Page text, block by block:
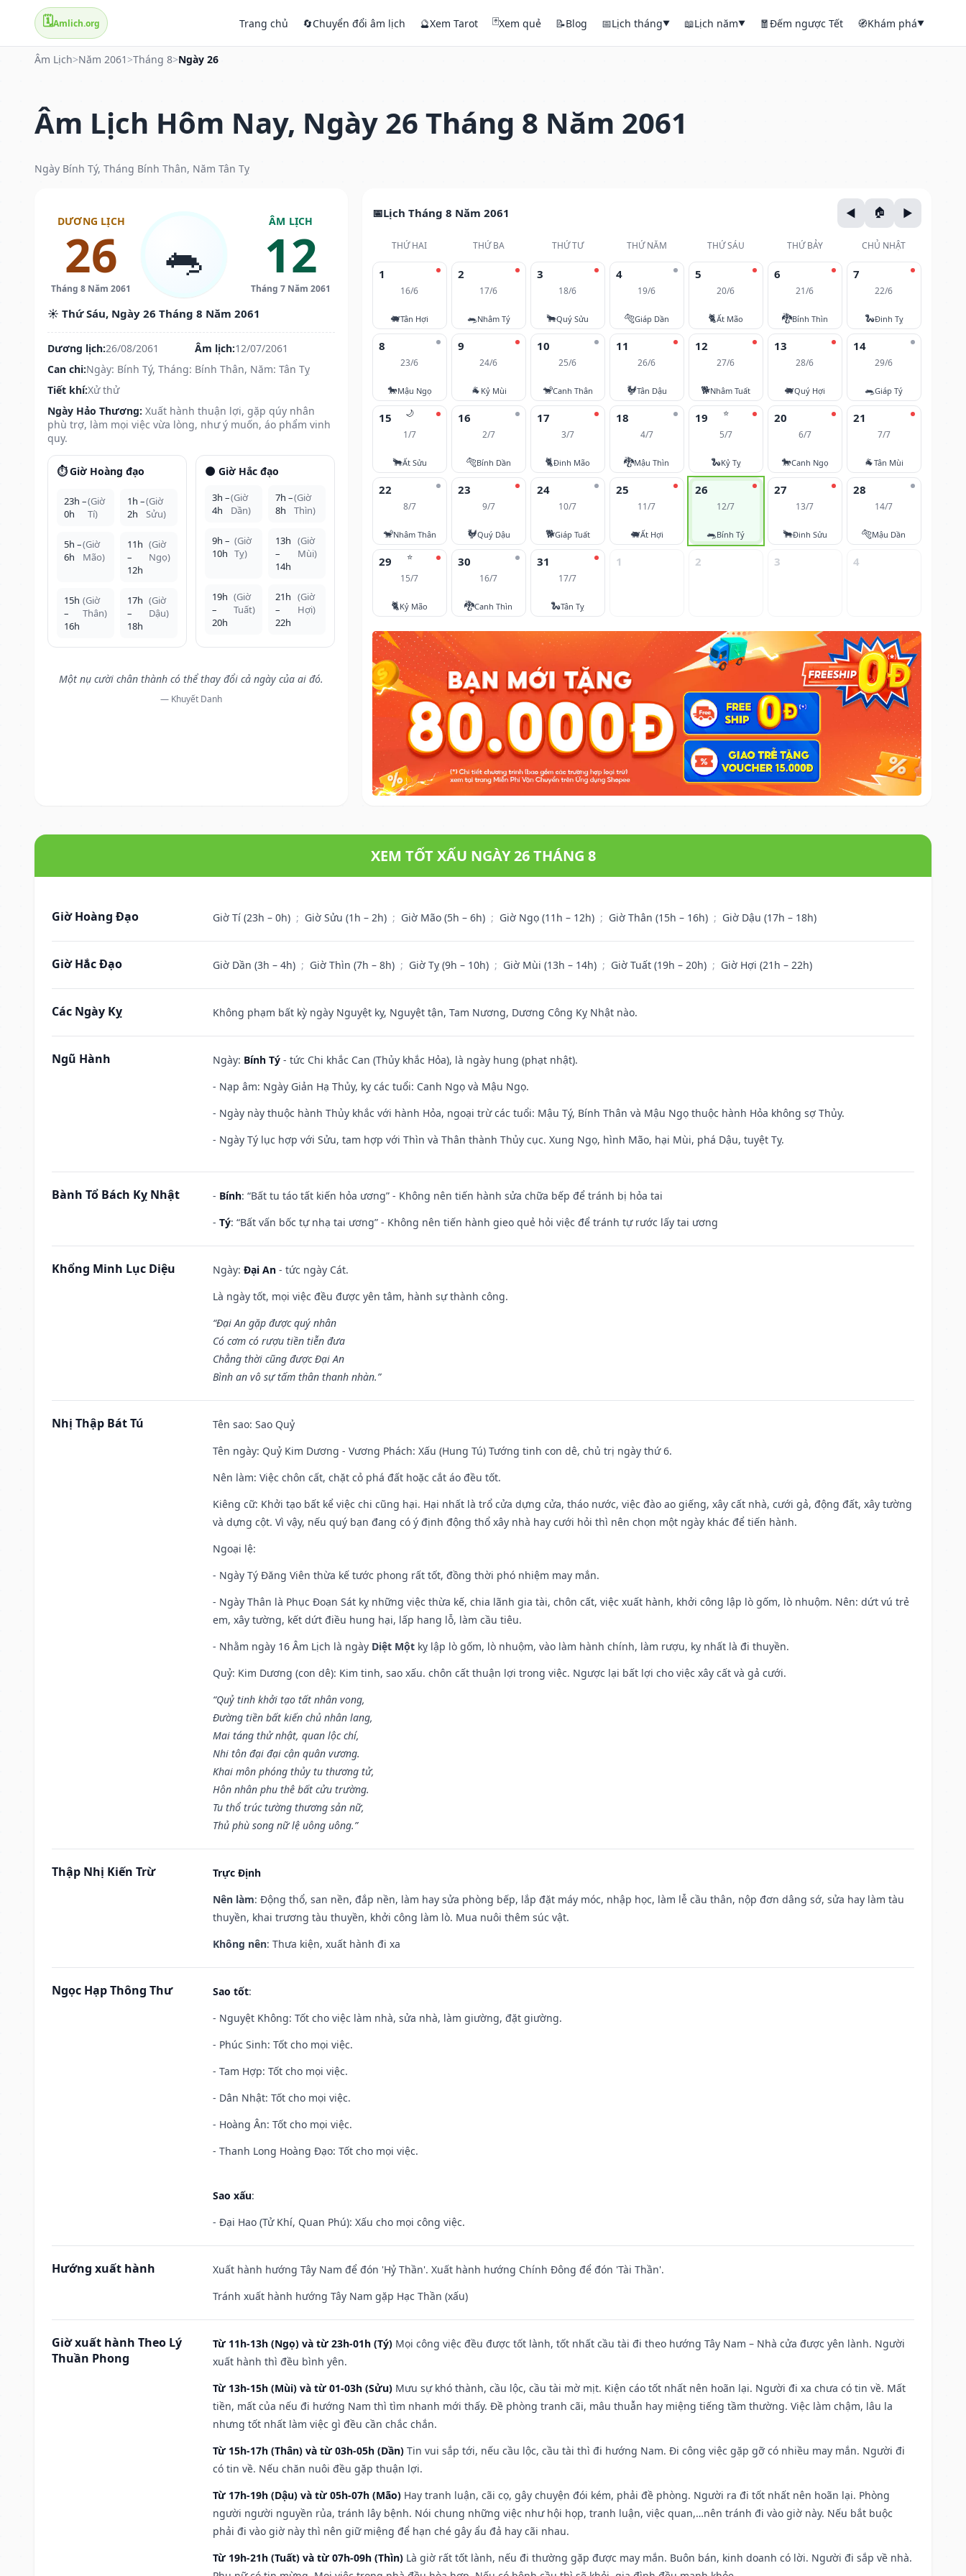
🗓️Amlich.org Trang chủ 🔄Chuyển đổi âm lịch 🔮Xem Tarot 🃏Xem quẻ 📝Blog 📅Lịch tháng▼ 📖Lịch năm▼ 🧧Đếm ngược Tết 🧭Khám phá▼
Âm Lịch>Năm 2061 >Tháng 8>Ngày 26
Âm Lịch Hôm Nay, Ngày 26 Tháng 8 Năm 2061
Ngày Bính Tý, Tháng Bính Thân, Năm Tân Tỵ
DƯƠNG LỊCH
26
Tháng 8 Năm 2061
🐀
ÂM LỊCH
12
Tháng 7 Năm 2061
☀️ Thứ Sáu, Ngày 26 Tháng 8 Năm 2061
Dương lịch:26/08/2061 Âm lịch:12/07/2061
Can chi:Ngày: Bính Tý, Tháng: Bính Thân, Năm: Tân Tỵ
Tiết khí:Xử thử
Ngày Hảo Thương: Xuất hành thuận lợi, gặp qúy nhân
phù trợ, làm mọi việc vừa lòng, như ý muốn, áo phẩm vinh
quy.
⏱️ Giờ Hoàng đạo
23h –
0h
(Giờ
Tí)
1h –
2h
(Giờ
Sửu)
5h –
6h
(Giờ
Mão)
11h
–
12h
(Giờ
Ngọ)
15h
–
16h
(Giờ
Thân)
17h
–
18h
(Giờ
Dậu)
🌑 Giờ Hắc đạo
3h –
4h
(Giờ
Dần)
7h –
8h
(Giờ
Thìn)
9h –
10h
(Giờ
Tỵ)
13h
–
14h
(Giờ
Mùi)
19h
–
20h
(Giờ
Tuất)
21h
–
22h
(Giờ
Hợi)
Một nụ cười chân thành có thể thay đổi cả ngày của ai đó.
— Khuyết Danh
Lịch Tháng 8 Năm 2061
THỨ HAI THỨ BA THỨ TƯ THỨ NĂM THỨ SÁU THỨ BẢY CHỦ NHẬT
1
16/6
🐖Tân Hợi
2
17/6
🐀Nhâm Tý
3
18/6
🐂Quý Sửu
4
19/6
🐅Giáp Dần
5
20/6
🐈Ất Mão
6
21/6
🐉Bính Thìn
7
22/6
🐍Đinh Tỵ
8
23/6
🐎Mậu Ngọ
9
24/6
🐐 Kỷ Mùi
10
25/6
🐒Canh Thân
11
26/6
🐓Tân Dậu
12
27/6
🐕Nhâm Tuất
13
28/6
🐖Quý Hợi
14
29/6
🐀Giáp Tý
🌙
15
1/7
🐂Ất Sửu
16
2/7
🐅Bính Dần
17
3/7
🐈Đinh Mão
18
4/7
🐉Mậu Thìn
⭐
19
5/7
🐍Kỷ Tỵ
20
6/7
🐎Canh Ngọ
21
7/7
🐐Tân Mùi
22
8/7
🐒Nhâm Thân
23
9/7
🐓Quý Dậu
24
10/7
🐕Giáp Tuất
25
11/7
🐖Ất Hợi
26
12/7
🐀Bính Tý
27
13/7
🐂Đinh Sửu
28
14/7
🐅Mậu Dần
⭐
29
15/7
🐈Kỷ Mão
30
16/7
🐉Canh Thìn
31
17/7
🐍Tân Tỵ
1 2 3 4
XEM TỐT XẤU NGÀY 26 THÁNG 8
Giờ Hoàng Đạo Giờ Tí (23h – 0h) ; Giờ Sửu (1h – 2h) ; Giờ Mão (5h – 6h) ; Giờ Ngọ (11h – 12h) ; Giờ Thân (15h – 16h) ; Giờ Dậu (17h – 18h)
Giờ Hắc Đạo Giờ Dần (3h – 4h) ; Giờ Thìn (7h – 8h) ; Giờ Tỵ (9h – 10h) ; Giờ Mùi (13h – 14h) ; Giờ Tuất (19h – 20h) ; Giờ Hợi (21h – 22h)
Các Ngày Kỵ Không phạm bất kỳ ngày Nguyệt kỵ, Nguyệt tận, Tam Nương, Dương Công Kỵ Nhật nào.
Ngũ Hành Ngày: Bính Tý - tức Chi khắc Can (Thủy khắc Hỏa), là ngày hung (phạt nhật).
- Nạp âm: Ngày Giản Hạ Thủy, kỵ các tuổi: Canh Ngọ và Mậu Ngọ.
- Ngày này thuộc hành Thủy khắc với hành Hỏa, ngoại trừ các tuổi: Mậu Tý, Bính Thân và Mậu Ngọ thuộc hành Hỏa không sợ Thủy.
- Ngày Tý lục hợp với Sửu, tam hợp với Thìn và Thân thành Thủy cục. Xung Ngọ, hình Mão, hại Mùi, phá Dậu, tuyệt Tỵ.
Bành Tổ Bách Kỵ Nhật - Bính: “Bất tu táo tất kiến hỏa ương” - Không nên tiến hành sửa chữa bếp để tránh bị hỏa tai
- Tý: “Bất vấn bốc tự nhạ tai ương” - Không nên tiến hành gieo quẻ hỏi việc để tránh tự rước lấy tai ương
Khổng Minh Lục Diệu Ngày: Đại An - tức ngày Cát.
Là ngày tốt, mọi việc đều được yên tâm, hành sự thành công.
“Đại An gặp được quý nhân
Có cơm có rượu tiền tiễn đưa
Chẳng thời cũng được Đại An
Bình an vô sự tấm thân thanh nhàn.”
Nhị Thập Bát Tú Tên sao: Sao Quỷ
Tên ngày: Quỷ Kim Dương - Vương Phách: Xấu (Hung Tú) Tướng tinh con dê, chủ trị ngày thứ 6.
Nên làm: Việc chôn cất, chặt cỏ phá đất hoặc cắt áo đều tốt.
Kiêng cữ: Khởi tạo bất kể việc chi cũng hại. Hại nhất là trổ cửa dựng cửa, tháo nước, việc đào ao giếng, xây cất nhà, cưới gả, động đất, xây tường
và dựng cột. Vì vậy, nếu quý bạn đang có ý định động thổ xây nhà hay cưới hỏi thì nên chọn một ngày khác để tiến hành.
Ngoại lệ:
- Ngày Tý Đăng Viên thừa kế tước phong rất tốt, đồng thời phó nhiệm may mắn.
- Ngày Thân là Phục Đoạn Sát kỵ những việc thừa kế, chia lãnh gia tài, chôn cất, việc xuất hành, khởi công lập lò gốm, lò nhuộm. Nên: dứt vú trẻ
em, xây tường, kết dứt điều hung hại, lấp hang lỗ, làm cầu tiêu.
- Nhằm ngày 16 Âm Lịch là ngày Diệt Một kỵ lập lò gốm, lò nhuộm, vào làm hành chính, làm rượu, kỵ nhất là đi thuyền.
Quỷ: Kim Dương (con dê): Kim tinh, sao xấu. chôn cất thuận lợi trong việc. Ngược lại bất lợi cho việc xây cất và gả cưới.
“Quỷ tinh khởi tạo tất nhân vong,
Đường tiền bất kiến chủ nhân lang,
Mai táng thử nhật, quan lộc chí,
Nhi tôn đại đại cận quân vương.
Khai môn phóng thủy tu thương tử,
Hôn nhân phu thê bất cửu trường.
Tu thổ trúc tường thương sản nữ,
Thủ phù song nữ lệ uông uông.”
Thập Nhị Kiến Trừ
Trực Định
Nên làm: Động thổ, san nền, đắp nền, làm hay sửa phòng bếp, lắp đặt máy móc, nhập học, làm lễ cầu thân, nộp đơn dâng sớ, sửa hay làm tàu
thuyền, khai trương tàu thuyền, khởi công làm lò. Mua nuôi thêm súc vật.
Không nên: Thưa kiện, xuất hành đi xa
Ngọc Hạp Thông Thư Sao tốt:
- Nguyệt Không: Tốt cho việc làm nhà, sửa nhà, làm giường, đặt giường.
- Phúc Sinh: Tốt cho mọi việc.
- Tam Hợp: Tốt cho mọi việc.
- Dân Nhật: Tốt cho mọi việc.
- Hoàng Ân: Tốt cho mọi việc.
- Thanh Long Hoàng Đạo: Tốt cho mọi việc.
Sao xấu:
- Đại Hao (Tử Khí, Quan Phú): Xấu cho mọi công việc.
Hướng xuất hành
Xuất hành hướng Tây Nam để đón 'Hỷ Thần'. Xuất hành hướng Chính Đông để đón 'Tài Thần'.
Tránh xuất hành hướng Tây Nam gặp Hạc Thần (xấu)
Giờ xuất hành Theo Lý
Thuần Phong
Từ 11h-13h (Ngọ) và từ 23h-01h (Tý) Mọi công việc đều được tốt lành, tốt nhất cầu tài đi theo hướng Tây Nam – Nhà cửa được yên lành. Người
xuất hành thì đều bình yên.
Từ 13h-15h (Mùi) và từ 01-03h (Sửu) Mưu sự khó thành, cầu lộc, cầu tài mờ mịt. Kiện cáo tốt nhất nên hoãn lại. Người đi xa chưa có tin về. Mất
tiền, mất của nếu đi hướng Nam thì tìm nhanh mới thấy. Đề phòng tranh cãi, mâu thuẫn hay miệng tiếng tầm thường. Việc làm chậm, lâu la
nhưng tốt nhất làm việc gì đều cần chắc chắn.
Từ 15h-17h (Thân) và từ 03h-05h (Dần) Tin vui sắp tới, nếu cầu lộc, cầu tài thì đi hướng Nam. Đi công việc gặp gỡ có nhiều may mắn. Người đi
có tin về. Nếu chăn nuôi đều gặp thuận lợi.
Từ 17h-19h (Dậu) và từ 05h-07h (Mão) Hay tranh luận, cãi cọ, gây chuyện đói kém, phải đề phòng. Người ra đi tốt nhất nên hoãn lại. Phòng
người người nguyền rủa, tránh lây bệnh. Nói chung những việc như hội họp, tranh luận, việc quan,…nên tránh đi vào giờ này. Nếu bắt buộc
phải đi vào giờ này thì nên giữ miệng để hạn ché gây ẩu đả hay cãi nhau.
Từ 19h-21h (Tuất) và từ 07h-09h (Thìn) Là giờ rất tốt lành, nếu đi thường gặp được may mắn. Buôn bán, kinh doanh có lời. Người đi sắp về nhà.